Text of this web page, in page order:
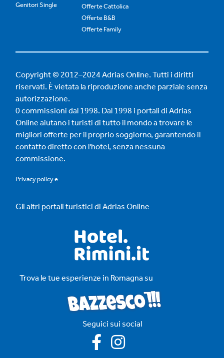
Genitori Single
Offerte Cattolica
Offerte B&B
Offerte Family
Copyright © 2012–2024 Adrias Online. Tutti i diritti
riservati. È vietata la riproduzione anche parziale senza
autorizzazione.
0 commissioni dal 1998. Dal 1998 i portali di Adrias
Online aiutano i turisti di tutto il mondo a trovare le
migliori offerte per il proprio soggiorno, garantendo il
contatto diretto con l'hotel, senza nessuna
commissione.
Privacy policye
Gli altri portali turistici di Adrias Online
Trova le tue esperienze in Romagna su
Seguici sui social